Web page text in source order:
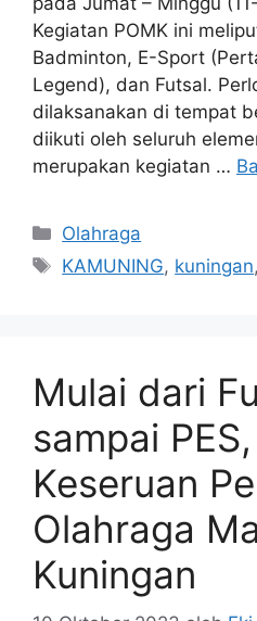
Kegiatan POMK ini
Badminton, E-Sport
Legend), dan Futsal.
dilaksanakan di tempat
diikuti oleh seluruh
merupakan kegiatan …
Kategori
Olahraga
Tag
KAMUNING, kuningan,
Mulai dari
sampai
Keseruan
Olahraga
Kuningan